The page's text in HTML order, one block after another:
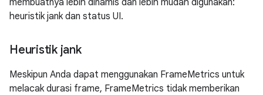
membuatnya lebih dinamis dan lebih mudah digunakan:
heuristik jank dan status UI.
Heuristik jank
Meskipun Anda dapat menggunakan FrameMetrics untuk
melacak durasi frame, FrameMetrics tidak memberikan